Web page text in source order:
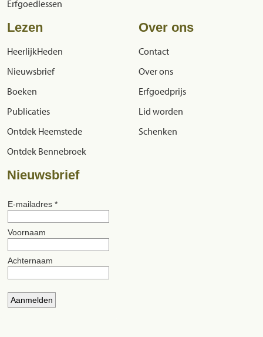
Erfgoedlessen
Lezen
HeerlijkHeden
Nieuwsbrief
Boeken
Publicaties
Ontdek Heemstede
Ontdek Bennebroek
Over ons
Contact
Over ons
Erfgoedprijs
Lid worden
Schenken
Nieuwsbrief